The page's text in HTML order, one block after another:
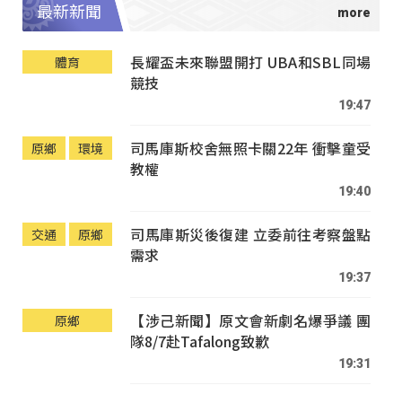
最新新聞
體育
長耀盃未來聯盟開打 UBA和SBL同場
競技
19:47
原鄉 環境
司馬庫斯校舍無照卡關22年 衝擊童受
教權
19:40
交通 原鄉
司馬庫斯災後復建 立委前往考察盤點
需求
19:37
原鄉
【涉己新聞】原文會新劇名爆爭議 團
隊8/7赴Tafalong致歉
19:31